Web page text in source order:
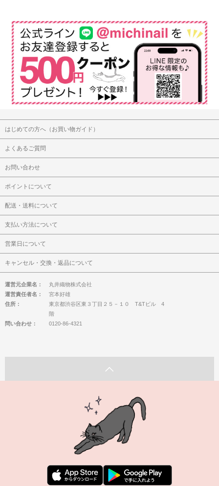
はじめての方へ（お買い物ガイド）
よくあるご質問
お問い合わせ
ポイントについて
配送・送料について
支払い方法について
営業日について
キャンセル・交換・返品について
運営元企業名：
丸井織物株式会社
運営責任者名：
宮本好雄
住所：
東京都渋谷区東３丁目２５－１０ T&Tビル 4
階
問い合わせ：
0120-86-4321